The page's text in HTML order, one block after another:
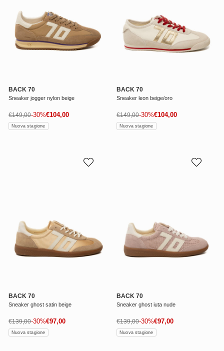
BACK 70
Sneaker jogger nylon beige
Prezzo di vendita
€104,00
Prezzo normale
€149,00-30%
Nuova stagione
BACK 70
Sneaker leon beige/oro
Prezzo di vendita
€104,00
Prezzo normale
€149,00-30%
Nuova stagione
BACK 70
Sneaker ghost satin beige
Prezzo di vendita
€97,00
Prezzo normale
€139,00-30%
Nuova stagione
BACK 70
Sneaker ghost iuta nude
Prezzo di vendita
€97,00
Prezzo normale
€139,00-30%
Nuova stagione